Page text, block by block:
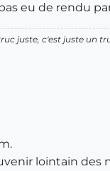
pas eu de rendu
juste, c'est juste un
lointain des